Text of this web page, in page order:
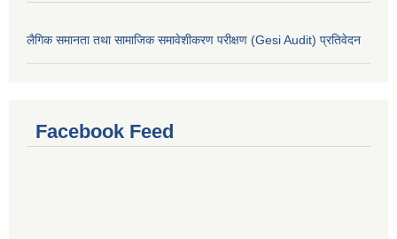
लैगिक समानता तथा सामाजिक समावेशीकरण परीक्षण (Gesi Audit) प्रतिवेदन
Facebook Feed